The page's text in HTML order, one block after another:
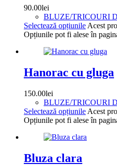
90.00lei
BLUZE/TRICOURI
Selectează opțiunile Acest
Opțiunile pot fi alese în
Hanorac cu gluga
150.00lei
BLUZE/TRICOURI
Selectează opțiunile Acest
Opțiunile pot fi alese în
Bluza clara